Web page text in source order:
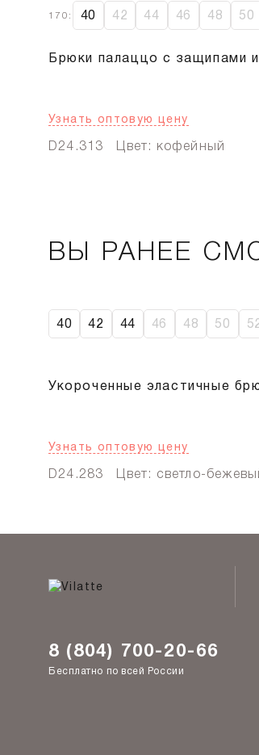
170: 40 42 44 46 48 50
Брюки палаццо с защипами
Узнать оптовую цену
D24.313 Цвет: кофейный
ВЫ РАНЕЕ
40 42 44 46 48 50
Укороченные эластичные
Узнать оптовую цену
D24.283 Цвет: светло-
8 (804) 700-20-66
Бесплатно по всей России